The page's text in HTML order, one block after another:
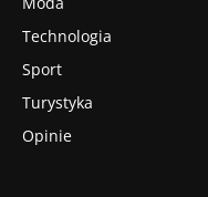
Technologia
Sport
Turystyka
Opinie